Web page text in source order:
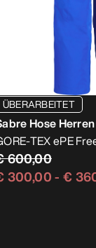
ÜBERARBEITET
Hose Herren
TEX ePE
600,00
300,00- €